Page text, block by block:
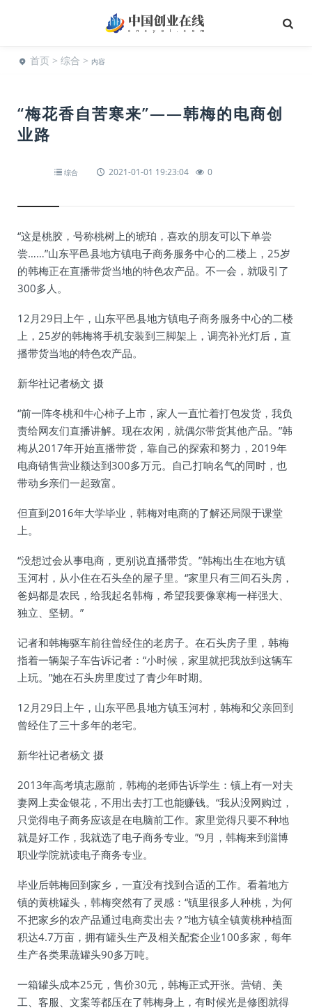
首页 > 综合 > 内容
“梅花香自苦寒来”——韩梅的电商创
业路
综合 2021-01-01 19:23:04 0
“这是桃胶，号称桃树上的琥珀，喜欢的朋友可以下单尝
尝……”山东平邑县地方镇电子商务服务中心的二楼上，25岁
的韩梅正在直播带货当地的特色农产品。不一会，就吸引了
300多人。
12月29日上午，山东平邑县地方镇电子商务服务中心的二楼
上，25岁的韩梅将手机安装到三脚架上，调亮补光灯后，直
播带货当地的特色农产品。
新华社记者杨文 摄
“前一阵冬桃和牛心柿子上市，家人一直忙着打包发货，我负
责给网友们直播讲解。现在农闲，就偶尔带货其他产品。”韩
梅从2017年开始直播带货，靠自己的探索和努力，2019年
电商销售营业额达到300多万元。自己打响名气的同时，也
带动乡亲们一起致富。
但直到2016年大学毕业，韩梅对电商的了解还局限于课堂
上。
“没想过会从事电商，更别说直播带货。”韩梅出生在地方镇
玉河村，从小住在石头垒的屋子里。“家里只有三间石头房，
爸妈都是农民，给我起名韩梅，希望我要像寒梅一样强大、
独立、坚韧。”
记者和韩梅驱车前往曾经住的老房子。在石头房子里，韩梅
指着一辆架子车告诉记者：“小时候，家里就把我放到这辆车
上玩。”她在石头房里度过了青少年时期。
12月29日上午，山东平邑县地方镇玉河村，韩梅和父亲回到
曾经住了三十多年的老宅。
新华社记者杨文 摄
2013年高考填志愿前，韩梅的老师告诉学生：镇上有一对夫
妻网上卖金银花，不用出去打工也能赚钱。“我从没网购过，
只觉得电子商务应该是在电脑前工作。家里觉得只要不种地
就是好工作，我就选了电子商务专业。”9月，韩梅来到淄博
职业学院就读电子商务专业。
毕业后韩梅回到家乡，一直没有找到合适的工作。看着地方
镇的黄桃罐头，韩梅突然有了灵感：“镇里很多人种桃，为何
不把家乡的农产品通过电商卖出去？”地方镇全镇黄桃种植面
积达4.7万亩，拥有罐头生产及相关配套企业100多家，每年
生产各类果蔬罐头90多万吨。
一箱罐头成本25元，售价30元，韩梅正式开张。营销、美
工、客服、文案等都压在了韩梅身上，有时候光是修图就得